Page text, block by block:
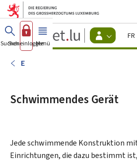
Zum Hauptmenü
Zum Inhalt
Guichet.lu
Changer
d'espace
Suchen
Sich einloggen
Menü Haupt-
E
Schwimmendes Gerät
Jede schwimmende Konstruktion
Einrichtungen, die dazu bestimmt